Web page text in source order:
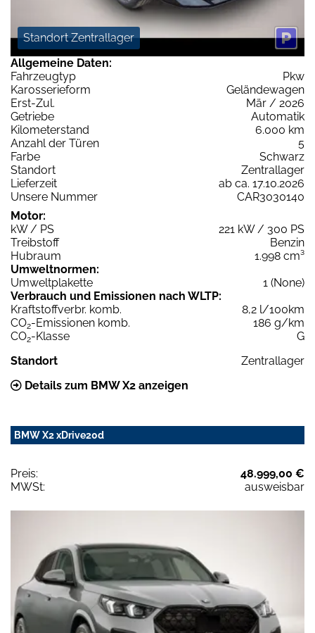
Standort Zentrallager
Allgemeine Daten:
Fahrzeugtyp
Pkw
Karosserieform
Geländewagen
Erst-Zul.
Mär / 2026
Getriebe
Automatik
Kilometerstand
6.000 km
Anzahl der Türen
5
Farbe
Schwarz
Standort
Zentrallager
Lieferzeit
ab ca. 17.10.2026
Unsere Nummer
CAR3030140
Motor:
kW / PS
221 kW / 300 PS
Treibstoff
Benzin
Hubraum
1.998 cm³
Umweltnormen:
Umweltplakette
1 (None)
Verbrauch und Emissionen nach WLTP:
Kraftstoffverbr. komb.
8,2 l/100km
CO2-Emissionen komb.
186 g/km
CO2-Klasse
G
Standort
Zentrallager
Details zum BMW X2 anzeigen
BMW X2 xDrive20d
Preis:
48.999,00 €
MWSt:
ausweisbar